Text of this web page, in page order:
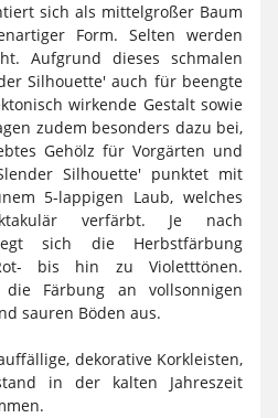
sich als mittelgroßer Baum
Form. Selten werden
Aufgrund dieses schmalen
Silhouette' auch für beengte
wirkende Gestalt sowie
zudem besonders dazu bei,
Gehölz für Vorgärten und
Silhouette' punktet mit
5-lappigen Laub, welches
verfärbt. Je nach
sich die Herbstfärbung
bis hin zu Violetttönen.
Färbung an vollsonnigen
sauren Böden aus.
dekorative Korkleisten,
in der kalten Jahreszeit